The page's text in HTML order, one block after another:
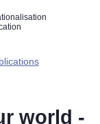
world -